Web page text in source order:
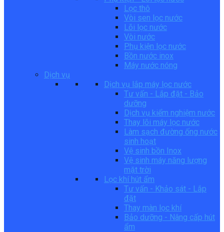
Lọc thô
Vòi sen lọc nước
Lõi lọc nước
Vòi nước
Phụ kiện lọc nước
Bồn nước inox
Máy nước nóng
Dịch vụ
Dịch vụ lắp máy lọc nước
Tư vấn - Lắp đặt - Bảo
dưỡng
Dịch vụ kiểm nghiệm nước
Thay lõi máy lọc nước
Làm sạch đường ống nước
sinh hoạt
Vệ sinh bồn Inox
Vệ sinh máy năng lượng
mặt trời
Lọc khí hút ẩm
Tư vấn - Khảo sát - Lắp
đặt
Thay màn lọc khí
Bảo dưỡng - Nâng cấp hút
ẩm